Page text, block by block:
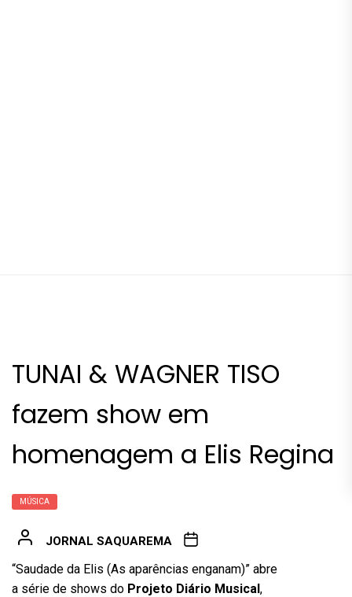
TUNAI & WAGNER TISO
fazem show em
homenagem a Elis Regina
MÚSICA
JORNAL SAQUAREMA
“Saudade da Elis (As aparências enganam)” abre
a série de shows do Projeto Diário Musical,